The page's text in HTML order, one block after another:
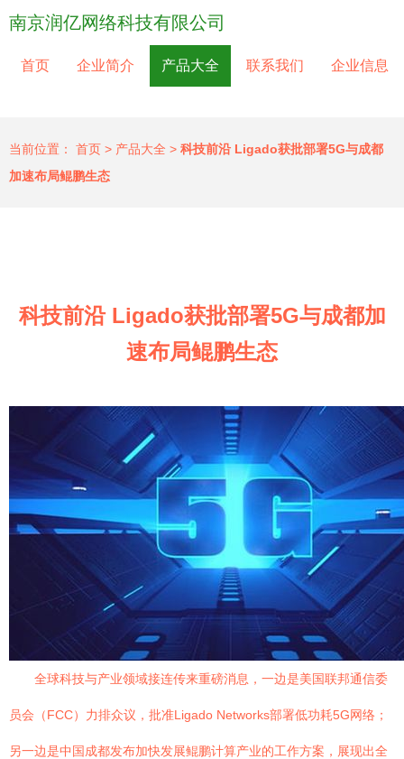
南京润亿网络科技有限公司
首页 企业简介 产品大全 联系我们 企业信息
当前位置： 首页 > 产品大全 > 科技前沿 Ligado获批部署5G与成都
加速布局鲲鹏生态
科技前沿 Ligado获批部署5G与成都加
速布局鲲鹏生态
全球科技与产业领域接连传来重磅消息，一边是美国联邦通信委
员会（FCC）力排众议，批准Ligado Networks部署低功耗5G网络；
另一边是中国成都发布加快发展鲲鹏计算产业的工作方案，展现出全